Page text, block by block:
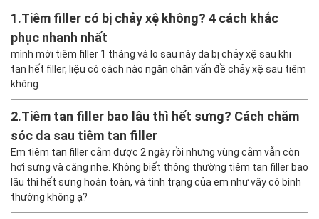
1.Tiêm filler có bị chảy xệ không? 4 cách khắc
phục nhanh nhất
mình mới tiêm filler 1 tháng và lo sau này da bị chảy xệ sau khi
tan hết filler, liệu có cách nào ngăn chặn vấn đề chảy xệ sau tiêm
không
2.Tiêm tan filler bao lâu thì hết sưng? Cách chăm
sóc da sau tiêm tan filler
Em tiêm tan filler cằm được 2 ngày rồi nhưng vùng cằm vẫn còn
hơi sưng và căng nhẹ. Không biết thông thường tiêm tan filler bao
lâu thì hết sưng hoàn toàn, và tình trạng của em như vậy có bình
thường không ạ?